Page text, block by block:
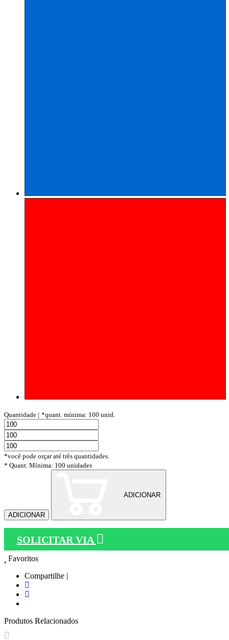
Quantidade | *quant. mínima: 100 unid.
*você pode orçar até três quantidades.
* Quant. Mínima: 100 unidades
ADICIONAR
ADICIONAR
SOLICITAR VIA
Favoritos
Compartilhe |
Produtos Relacionados